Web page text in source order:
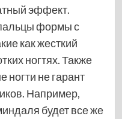
эффект.
формы с
как жесткий
ногтях. Также
ногти не гарант
Например,
будет все же